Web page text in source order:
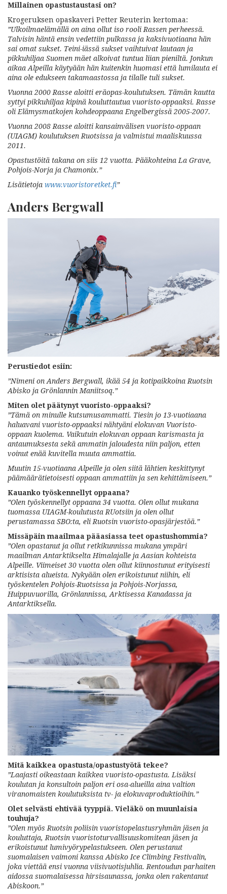
Millainen opastustaustasi on?
Krogeruksen opaskaveri Petter Reuterin kertomaa:
”Ulkoilmaelämällä on aina ollut iso rooli Rassen perheessä.
Talvisin häntä ensin vedettiin pulkassa ja kaksivuotiaana hän
sai omat sukset. Teini-iässä sukset vaihtuivat lautaan ja
pikkuhiljaa Suomen mäet alkoivat tuntua liian pieniltä. Jonkun
aikaa Alpeilla käytyään hän kuitenkin huomasi että lumilauta ei
aina ole edukseen takamaastossa ja tilalle tuli sukset.
Vuonna 2000 Rasse aloitti eräopas-koulutuksen. Tämän kautta
syttyi pikkuhiljaa kipinä kouluttautua vuoristo-oppaaksi. Rasse
oli Elämysmatkojen kohdeoppaana Engelbergissä 2005-2007.
Vuonna 2008 Rasse aloitti kansainvälisen vuoristo-oppaan
(UIAGM) koulutuksen Ruotsissa ja valmistui maaliskuussa
2011.
Opastustöitä takana on siis 12 vuotta. Pääkohteina La Grave,
Pohjois-Norja ja Chamonix.”
Lisätietoja www.vuoristoretket.fi”
Anders Bergwall
Perustiedot esiin:
”Nimeni on Anders Bergwall, ikää 54 ja kotipaikkoina Ruotsin
Abisko ja Grönlannin Maniitsoq.”
Miten olet päätynyt vuoristo-oppaaksi?
”Tämä on minulle kutsumusammatti. Tiesin jo 13-vuotiaana
haluavani vuoristo-oppaaksi nähtyäni elokuvan Vuoristo-
oppaan kuolema. Vaikutuin elokuvan oppaan karismasta ja
antaumuksesta sekä ammatin jaloudesta niin paljon, etten
voinut enää kuvitella muuta ammattia.
Muutin 15-vuotiaana Alpeille ja olen siitä lähtien keskittynyt
päämäärätietoisesti oppaan ammattiin ja sen kehittämiseen.”
Kauanko työskennellyt oppaana?
”Olen työskennellyt oppaana 34 vuotta. Olen ollut mukana
tuomassa UIAGM-koulutusta RUotsiin ja olen ollut
perustamassa SBO:ta, eli Ruotsin vuoristo-opasjärjestöä.”
Missäpäin maailmaa pääasiassa teet opastushommia?
”Olen opastanut ja ollut retkikunnissa mukana ympäri
maailman Antarktikselta Himalajalle ja Aasian kohteista
Alpeille. Viimeiset 30 vuotta olen ollut kiinnostunut erityisesti
arktisista alueista. Nykyään olen erikoistunut niihin, eli
työskentelen Pohjois-Ruotsissa ja Pohjois-Norjassa,
Huippuvuorilla, Grönlannissa, Arktisessa Kanadassa ja
Antarktiksella.
Mitä kaikkea opastusta/opastustyötä tekee?
”Laajasti oikeastaan kaikkea vuoristo-opastusta. Lisäksi
koulutan ja konsultoin paljon eri osa-alueilla aina valtion
viranomaisten koulutuksista tv- ja elokuvaproduktioihin.”
Olet selvästi ehtivää tyyppiä. Vieläkö on muunlaisia
touhuja?
”Olen myös Ruotsin poliisin vuoristopelastusryhmän jäsen ja
kouluttaja, Ruotsin vuoristoturvallisuuskomitean jäsen ja
erikoistunut lumivyörypelastukseen. Olen perustanut
suomalaisen vaimoni kanssa Abisko Ice Climbing Festivalin,
joka viettää ensi vuonna viisivuotisjuhlia. Rentoudun parhaiten
aidossa suomalaisessa hirsisaunassa, jonka olen rakentanut
Abiskoon.”